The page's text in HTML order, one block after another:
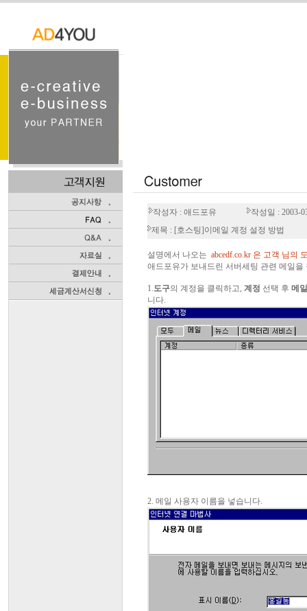
작성자 : 애드포유
작성일 : 2003-
제목 : [호스팅]이메일 계정 설정 방법
설명에서 나오는 abcedf.co.kr 은 고객 님의
애드포유가 보내드린 서버세팅 관련 메일을
1.도구의 계정을 클릭하고, 계정 선택 후 메
니다.
2. 메일 사용자 이름을 넣습니다.